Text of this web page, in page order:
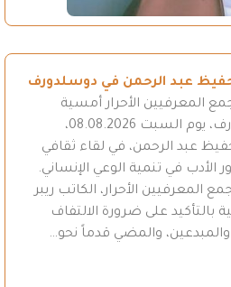
عبد الرحمن في دوسلدورف
المعرفيين الأحرار أمسية
شعرية في مدينة دوسلدورف، يوم السبت 08.08.2026،
عبد الرحمن، في لقاء ثقافي
الأدب في تنمية الوعي الإنساني.
المعرفيين الأحرار، الكاتب ريبر
بالتأكيد على ضرورة الالتفاف
والمضي قدماً نحو…